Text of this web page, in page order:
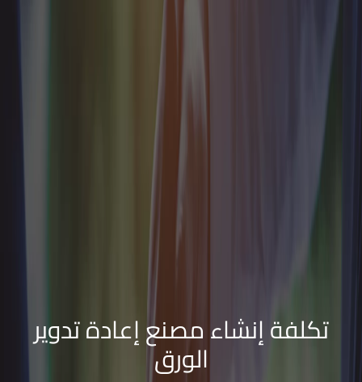
تكلفة إنشاء مصنع إعادة تدوير
الورق